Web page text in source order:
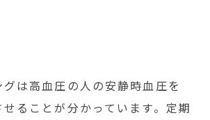
は高血圧の人の安静時血圧を
ることが分かっています。定期